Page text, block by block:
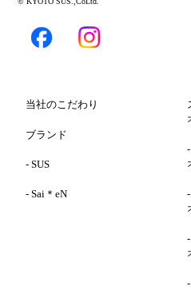
当社のこだわり
ブランド
-SUS
-Sai＊eN
-
-
-
-